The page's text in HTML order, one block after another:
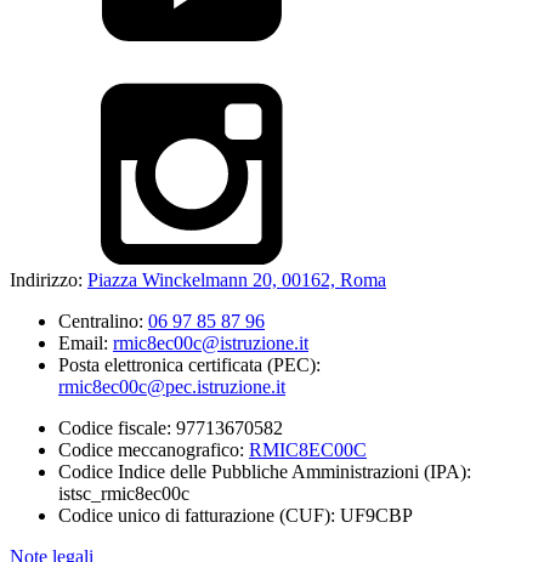
Indirizzo: Piazza Winckelmann 20, 00162, Roma
Centralino: 06 97 85 87 96
Email: rmic8ec00c@istruzione.it
Posta elettronica certificata (PEC):
rmic8ec00c@pec.istruzione.it
Codice fiscale: 97713670582
Codice meccanografico: RMIC8EC00C
Codice Indice delle Pubbliche Amministrazioni (IPA):
istsc_rmic8ec00c
Codice unico di fatturazione (CUF): UF9CBP
Note legali